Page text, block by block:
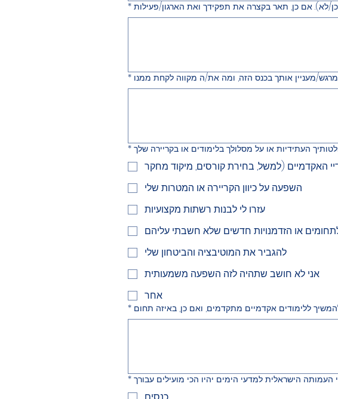
*
*
*
השפעה על כיוון הקריירה או המטרות שלי
עזרו לי לבנות רשתות מקצועיות
או הזדמנויות חדשים שלא חשבתי עליהם
להגביר את המוטיבציה והביטחון שלי
אני לא חושב שתהיה לזה השפעה משמעותית
אחר
*
*